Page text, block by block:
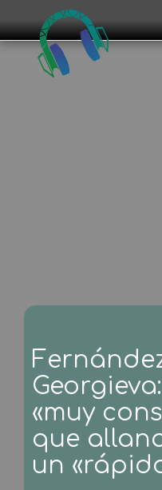
«muy
que
un